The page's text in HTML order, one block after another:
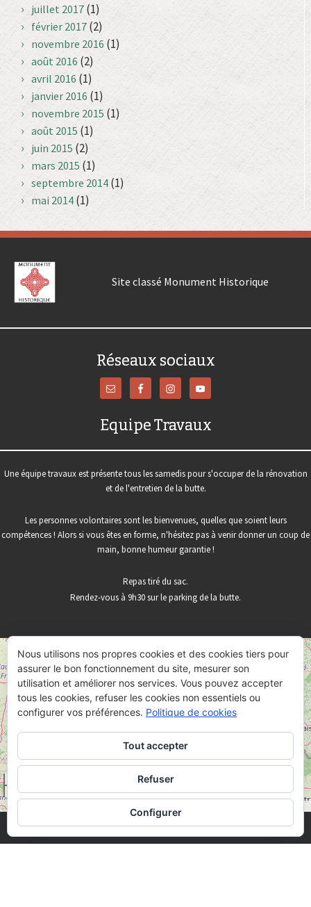
juillet 2017 (1)
février 2017 (2)
novembre 2016 (1)
août 2016 (2)
avril 2016 (1)
janvier 2016 (1)
novembre 2015 (1)
août 2015 (1)
juin 2015 (2)
mars 2015 (1)
septembre 2014 (1)
mai 2014 (1)
Site classé Monument Historique
Réseaux sociaux
Equipe Travaux
Une équipe travaux est présente tous les samedis pour s'occuper de la rénovation
et de l'entretien de la butte.
Les personnes volontaires sont les bienvenues, quelles que soient leurs
compétences ! Alors si vous êtes en forme, n'hésitez pas à venir donner un coup de
main, bonne humeur garantie !
Repas tiré du sac.
Rendez-vous à 9h30 sur le parking de la butte.
+
30 mi
Nous utilisons nos propres cookies et des cookies tiers pour
assurer le bon fonctionnement du site, mesurer son
utilisation et améliorer nos services. Vous pouvez accepter
tous les cookies, refuser les cookies non essentiels ou
configurer vos préférences. Politique de cookies
Tout accepter
Refuser
Configurer